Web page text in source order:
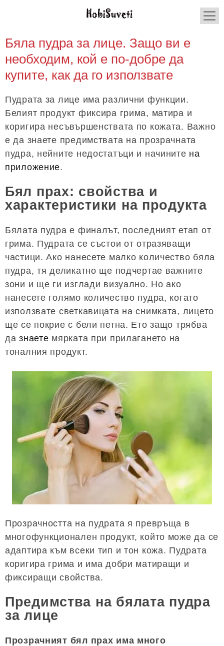
Бяла пудра за лице. Защо ви е
необходим, кой е по-добре да
купите, как да го използвате
Пудрата за лице има различни функции.
Белият продукт фиксира грима, матира и
коригира несъвършенствата по кожата. Важно
е да знаете предимствата на прозрачната
пудра, нейните недостатъци и начините на
приложение.
Бял прах: свойства и
характеристики на продукта
Бялата пудра е финалът, последният етап от
грима. Пудрата се състои от отразяващи
частици. Ако нанесете малко количество бяла
пудра, тя деликатно ще подчертае важните
зони и ще ги изглади визуално. Но ако
нанесете голямо количество пудра, когато
използвате светкавицата на снимката, лицето
ще се покрие с бели петна. Ето защо трябва
дазнаете мярката при прилагането на
тоналния продукт.
Прозрачността на пудрата я превръща в
многофункционален продукт, който може да се
адаптира към всеки тип и тон кожа. Пудрата
коригира грима и има добри матиращи и
фиксиращи свойства.
Предимства на бялата пудра
за лице
Прозрачният бял прах има много